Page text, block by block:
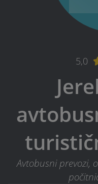
5,0
Avtobusni prevozi,